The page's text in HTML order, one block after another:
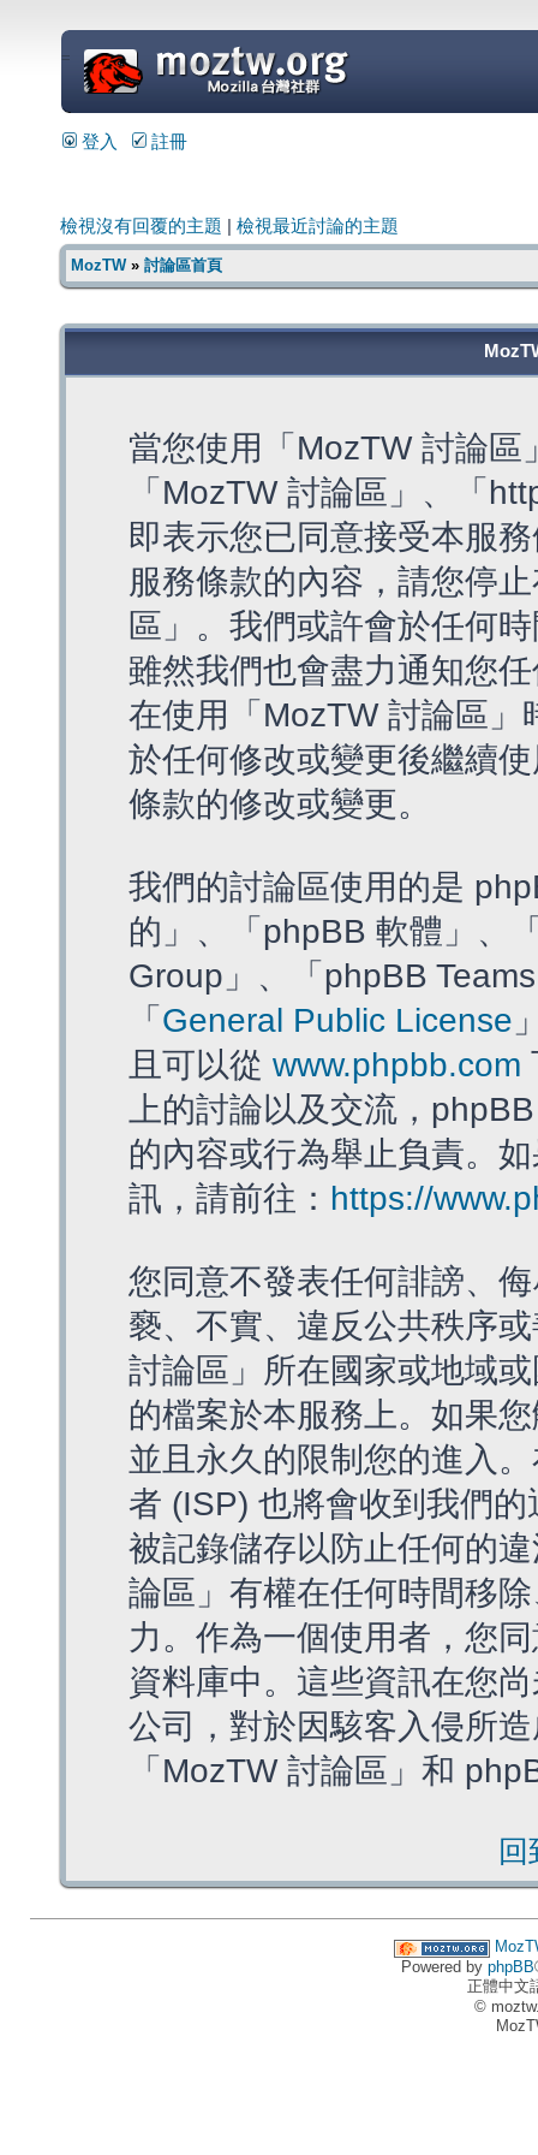
=
登入 註冊
檢視沒有回覆的主題 檢視最近討論的主題
MozTW» 討論區首頁
當您使用「MozTW 討論
「MozTW 討論區」、「
即表示您已同意接受本服
服務條款的內容，請您停
區」。我們或許會於任何
雖然我們也會盡力通知您
在使用「MozTW 討論區
於任何修改或變更後繼續
條款的修改或變更。
我們的討論區使用的是
的」、「phpBB 軟體」、
Group」、「phpBB
「 General Public License
且可以從 www.phpbb.com
上的討論以及交流，
的內容或行為舉止負責。
訊，請前往： https://
您同意不發表任何誹謗、
褻、不實、違反公共秩序
討論區」所在國家或地域
的檔案於本服務上。如果
並且永久的限制您的進入
者 (ISP) 也將會收到我們
被記錄儲存以防止任何的
論區」有權在任何時間移
力。作為一個使用者，您
資料庫中。這些資訊在您
公司，對於因駭客入侵所
「MozTW 討論區」和
Powered by phpBB
正體中文
©